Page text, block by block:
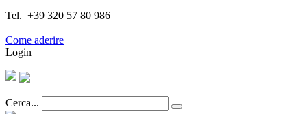
Tel. +39 320 57 80 986
Come aderire
Login
Cerca...